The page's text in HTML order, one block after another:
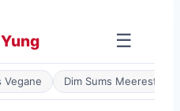
☰
Vegane Dim Sums